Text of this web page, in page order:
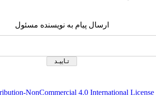
ارسال پیام به نویسنده مسئول
NonCommercial 4.0 International License